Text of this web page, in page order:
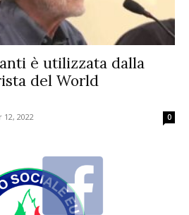
è utilizzata dalla
del World
2022 0